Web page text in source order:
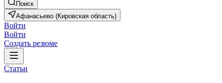
Поиск
Афанасьево (Кировская область)
Войти
Войти
Создать резюме
Статьи